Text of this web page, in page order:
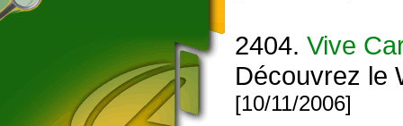
2404. Vive
Découvrez le
[10/11/2006]